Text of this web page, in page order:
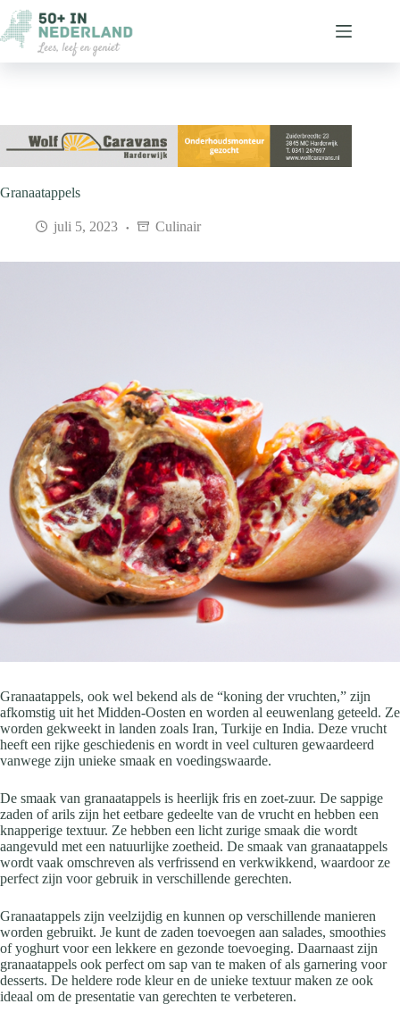
naar
de
inhoud
Granaatappels
juli 5, 2023 Culinair
Granaatappels, ook wel bekend als de “koning der vruchten,” zijn
afkomstig uit het Midden-Oosten en worden al eeuwenlang geteeld. Ze
worden gekweekt in landen zoals Iran, Turkije en India. Deze vrucht
heeft een rijke geschiedenis en wordt in veel culturen gewaardeerd
vanwege zijn unieke smaak en voedingswaarde.
De smaak van granaatappels is heerlijk fris en zoet-zuur. De sappige
zaden of arils zijn het eetbare gedeelte van de vrucht en hebben een
knapperige textuur. Ze hebben een licht zurige smaak die wordt
aangevuld met een natuurlijke zoetheid. De smaak van granaatappels
wordt vaak omschreven als verfrissend en verkwikkend, waardoor ze
perfect zijn voor gebruik in verschillende gerechten.
Granaatappels zijn veelzijdig en kunnen op verschillende manieren
worden gebruikt. Je kunt de zaden toevoegen aan salades, smoothies
of yoghurt voor een lekkere en gezonde toevoeging. Daarnaast zijn
granaatappels ook perfect om sap van te maken of als garnering voor
desserts. De heldere rode kleur en de unieke textuur maken ze ook
ideaal om de presentatie van gerechten te verbeteren.